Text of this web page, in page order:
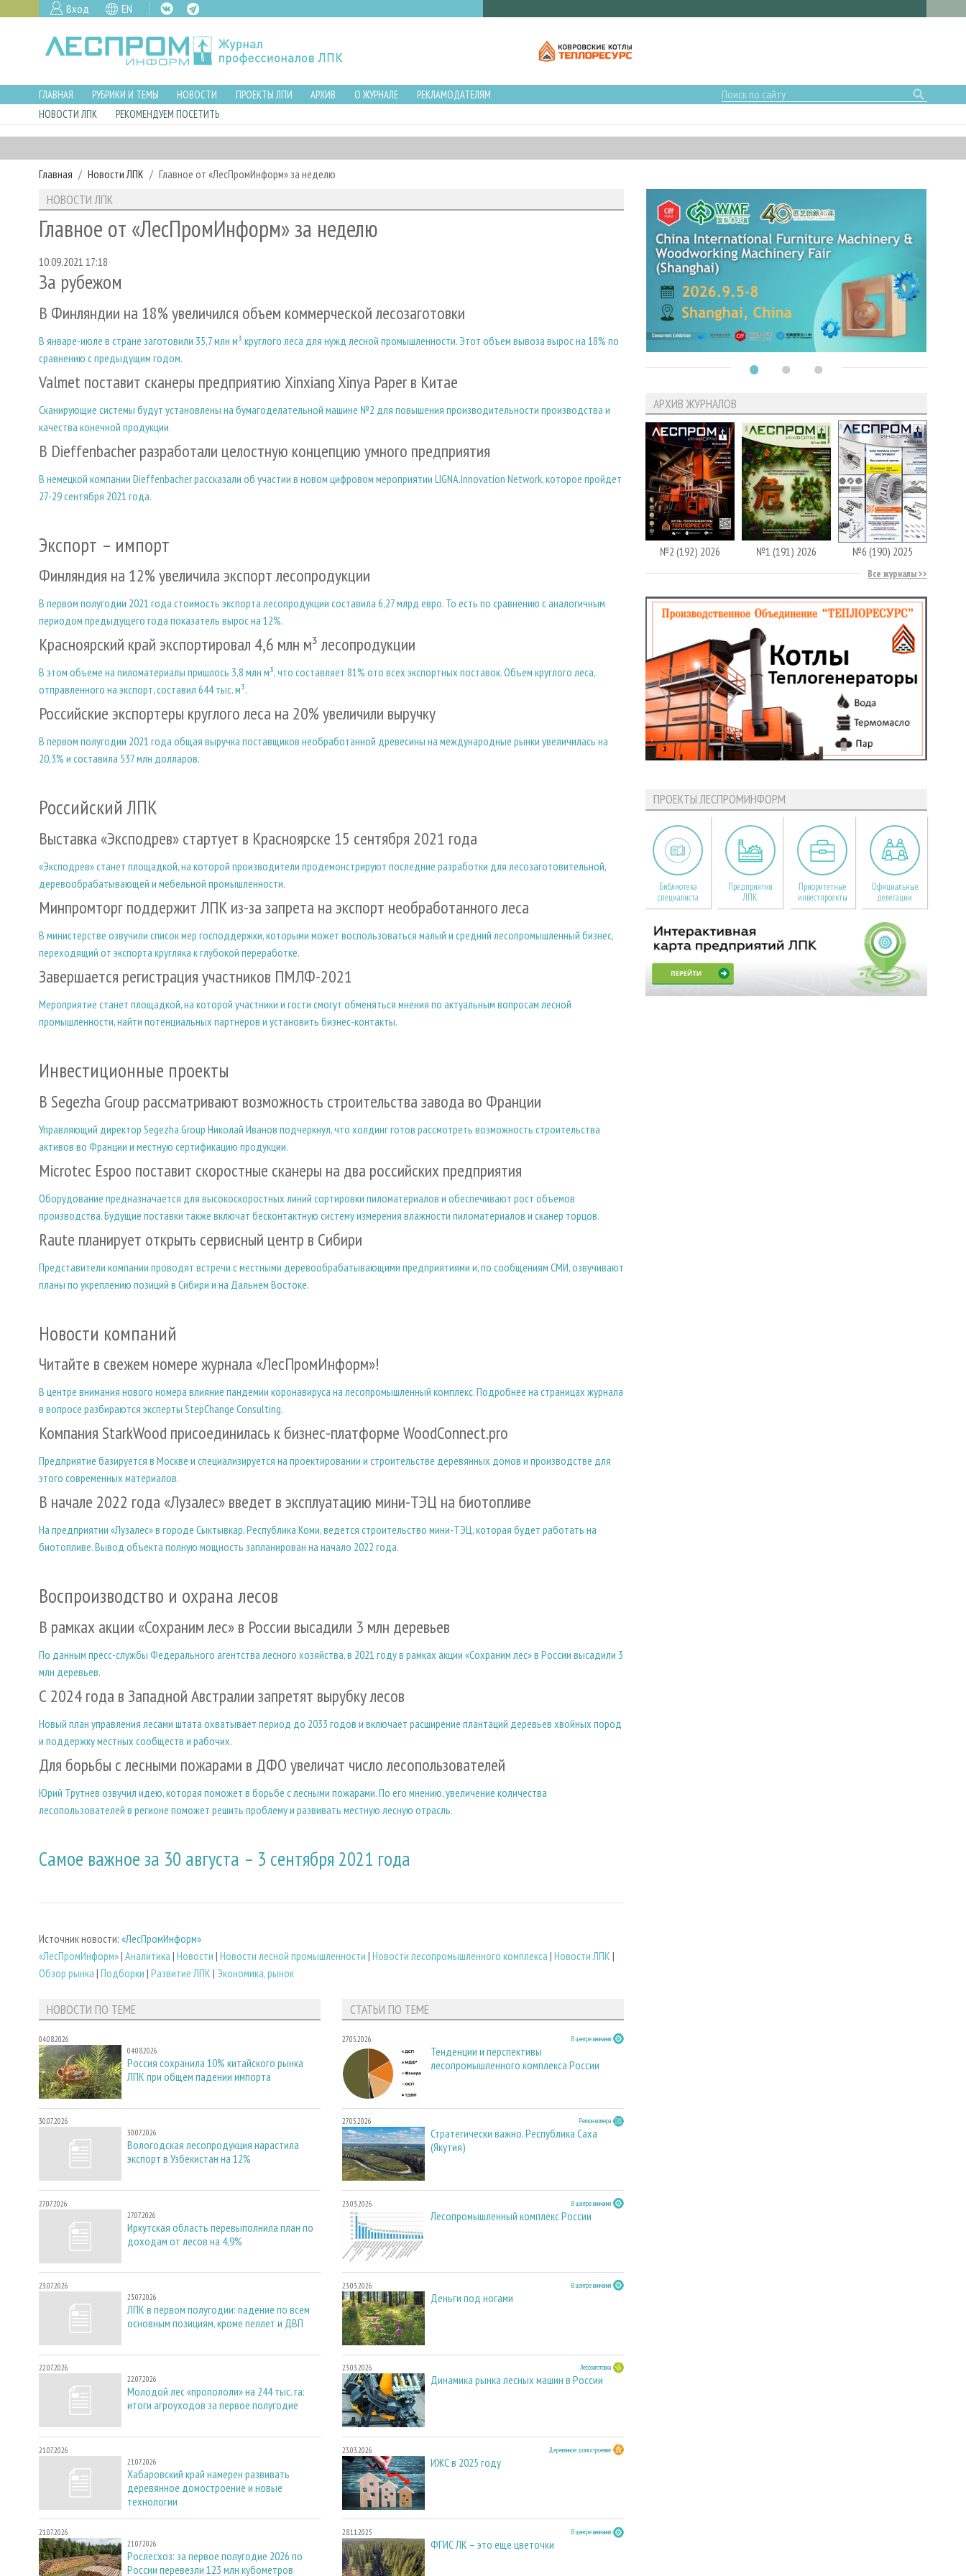
Вход EN
ГЛАВНАЯ РУБРИКИ И ТЕМЫ НОВОСТИ ПРОЕКТЫ ЛПИ АРХИВ О ЖУРНАЛЕ
РЕКЛАМОДАТЕЛЯМ
НОВОСТИ ЛПК
РЕКОМЕНДУЕМ ПОСЕТИТЬ
Главная Новости ЛПК Главное от «ЛесПромИнформ» за неделю
НОВОСТИ ЛПК
Главное от «ЛесПромИнформ» за неделю
10.09.2021 17:18
За рубежом
В Финляндии на 18% увеличился объем коммерческой лесозаготовки
В январе-июле в стране заготовили 35,7 млн м³ круглого леса для нужд лесной промышленности. Этот объем вывоза вырос на 18% по
сравнению с предыдущим годом.
Valmet поставит сканеры предприятию Xinxiang Xinya Paper в Китае
Сканирующие системы будут установлены на бумагоделательной машине №2 для повышения производительности производства и
качества конечной продукции.
В Dieffenbacher разработали целостную концепцию умного предприятия
В немецкой компании Dieffenbacher рассказали об участии в новом цифровом мероприятии LIGNA.Innovation Network, которое пройдет
27-29 сентября 2021 года.
Экспорт – импорт
Финляндия на 12% увеличила экспорт лесопродукции
В первом полугодии 2021 года стоимость экспорта лесопродукции составила 6,27 млрд евро. То есть по сравнению с аналогичным
периодом предыдущего года показатель вырос на 12%.
Красноярский край экспортировал 4,6 млн м³ лесопродукции
В этом объеме на пиломатериалы пришлось 3,8 млн м³, что составляет 81% ото всех экспортных поставок. Объем круглого леса,
отправленного на экспорт, составил 644 тыс. м³.
Российские экспортеры круглого леса на 20% увеличили выручку
В первом полугодии 2021 года общая выручка поставщиков необработанной древесины на международные рынки увеличилась на
20,3% и составила 537 млн долларов.
Российский ЛПК
Выставка «Эксподрев» стартует в Красноярске 15 сентября 2021 года
«Эксподрев» станет площадкой, на которой производители продемонстрируют последние разработки для лесозаготовительной,
деревообрабатывающей и мебельной промышленности.
Минпромторг поддержит ЛПК из-за запрета на экспорт необработанного леса
В министерстве озвучили список мер господдержки, которыми может воспользоваться малый и средний лесопромышленный бизнес,
переходящий от экспорта кругляка к глубокой переработке.
Завершается регистрация участников ПМЛФ-2021
Мероприятие станет площадкой, на которой участники и гости смогут обменяться мнения по актуальным вопросам лесной
промышленности, найти потенциальных партнеров и установить бизнес-контакты.
Инвестиционные проекты
В Segezha Group рассматривают возможность строительства завода во Франции
Управляющий директор Segezha Group Николай Иванов подчеркнул, что холдинг готов рассмотреть возможность строительства
активов во Франции и местную сертификацию продукции.
Microtec Espoo поставит скоростные сканеры на два российских предприятия
Оборудование предназначается для высокоскоростных линий сортировки пиломатериалов и обеспечивают рост объемов
производства. Будущие поставки также включат бесконтактную систему измерения влажности пиломатериалов и сканер торцов.
Raute планирует открыть сервисный центр в Сибири
Представители компании проводят встречи с местными деревообрабатывающими предприятиями и, по сообщениям СМИ, озвучивают
планы по укреплению позиций в Сибири и на Дальнем Востоке.
Новости компаний
Читайте в свежем номере журнала «ЛесПромИнформ»!
В центре внимания нового номера влияние пандемии коронавируса на лесопромышленный комплекс. Подробнее на страницах журнала
в вопросе разбираются эксперты StepChange Consulting.
Компания StarkWood присоединилась к бизнес-платформе WoodConnect.pro
Предприятие базируется в Москве и специализируется на проектировании и строительстве деревянных домов и производстве для
этого современных материалов.
В начале 2022 года «Лузалес» введет в эксплуатацию мини-ТЭЦ на биотопливе
На предприятии «Лузалес» в городе Сыктывкар, Республика Коми, ведется строительство мини-ТЭЦ, которая будет работать на
биотопливе. Вывод объекта полную мощность запланирован на начало 2022 года.
Воспроизводство и охрана лесов
В рамках акции «Сохраним лес» в России высадили 3 млн деревьев
По данным пресс-службы Федерального агентства лесного хозяйства, в 2021 году в рамках акции «Сохраним лес» в России высадили 3
млн деревьев.
С 2024 года в Западной Австралии запретят вырубку лесов
Новый план управления лесами штата охватывает период до 2033 годов и включает расширение плантаций деревьев хвойных пород
и поддержку местных сообществ и рабочих.
Для борьбы с лесными пожарами в ДФО увеличат число лесопользователей
Юрий Трутнев озвучил идею, которая поможет в борьбе с лесными пожарами. По его мнению, увеличение количества
лесопользователей в регионе поможет решить проблему и развивать местную лесную отрасль.
Самое важное за 30 августа – 3 сентября 2021 года
Источник новости: «ЛесПромИнформ»
«ЛесПромИнформ»| Аналитика | Новости | Новости лесной промышленности | Новости лесопромышленного комплекса | Новости ЛПК |
Обзор рынка | Подборки | Развитие ЛПК | Экономика, рынок
НОВОСТИ ПО ТЕМЕ
04.08.2026
04.08.2026
Россия сохранила 10% китайского рынка
ЛПК при общем падении импорта
30.07.2026
30.07.2026
Вологодская лесопродукция нарастила
экспорт в Узбекистан на 12%
27.07.2026
27.07.2026
Иркутская область перевыполнила план по
доходам от лесов на 4,9%
23.07.2026
23.07.2026
ЛПК в первом полугодии: падение по всем
основным позициям, кроме пеллет и ДВП
22.07.2026
22.07.2026
Молодой лес «пропололи» на 244 тыс. га:
итоги агроуходов за первое полугодие
21.07.2026
21.07.2026
Хабаровский край намерен развивать
деревянное домостроение и новые
технологии
21.07.2026
21.07.2026
Рослесхоз: за первое полугодие 2026 по
России перевезли 123 млн кубометров
СТАТЬИ ПО ТЕМЕ
27.05.2026 В центре внимания
Тенденции и перспективы
лесопромышленного комплекса России
27.05.2026 Регион номера
Стратегически важно. Республика Саха
(Якутия)
23.03.2026 В центре внимания
Лесопромышленный комплекс России
23.03.2026 В центре внимания
Деньги под ногами
23.03.2026 Лесозаготовка
Динамика рынка лесных машин в России
23.03.2026 Деревянное домостроение
ИЖС в 2025 году
28.11.2025 В центре внимания
ФГИС ЛК – это еще цветочки
АРХИВ ЖУРНАЛОВ
№2 (192) 2026 №1 (191) 2026 №6 (190) 2025
Все журналы
ПРОЕКТЫ ЛЕСПРОМИНФОРМ
Библиотека
специалиста
Предприятия
ЛПК
Приоритетные
инвестпроекты
Официальные
делегации